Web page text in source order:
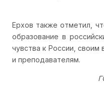
Ерхов также отметил,
образование в
чувства к России,
и преподавателям.